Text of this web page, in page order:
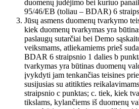
duomenų judėjimo bei kuriuo
95/46/EB (toliau – BDAR) 6
Jūsų asmens duomenų tvarkymo
kiek duomenų tvarkymas yra
paslaugų sutarčiai bei Demo
veiksmams, atliekamiems prieš
BDAR 6 straipsnio 1 dalies b
tvarkymas yra būtinas duomenų
įvykdyti jam tenkančias teisines
susijusias su atitikties
straipsnio c punktas; c. tiek, kiek
tikslams, kylančiems iš duomenų